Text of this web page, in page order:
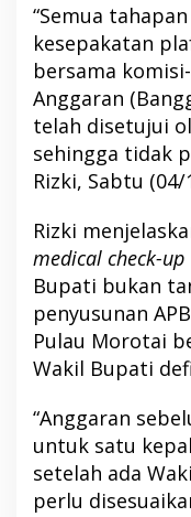
“Semua
kesepakatan
bersama
Anggaran
telah disetujui
sehingga tidak
Rizki, Sabtu (04/
Rizki
medical check-up
Bupati bukan
penyusunan
Pulau Morotai
Wakil Bupati
“Anggaran
untuk satu
setelah ada
perlu